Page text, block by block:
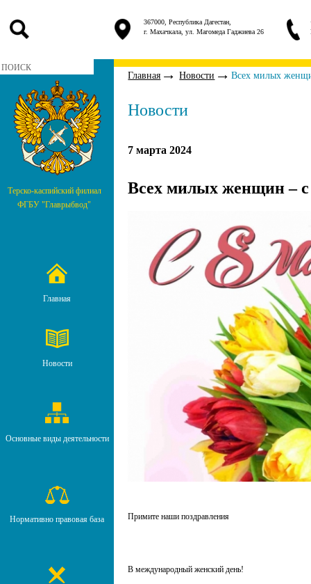
367000, Республика Дагестан,
г. Махачкала, ул. Магомеда Гаджиева 26
Терско-каспийский филиал
ФГБУ "Главрыбвод"
Главная
Новости
Основные виды деятельности
Нормативно правовая база
Главная Новости ​Всех милых
Новости
7 марта 2024
​Всех милых женщин –
Примите наши поздравления
В международный женский день!